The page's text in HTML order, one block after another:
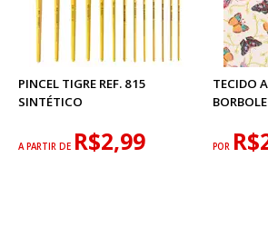
PINCEL TIGRE REF. 815
SINTÉTICO
A PARTIR DE R$2,99
TECIDO
POR